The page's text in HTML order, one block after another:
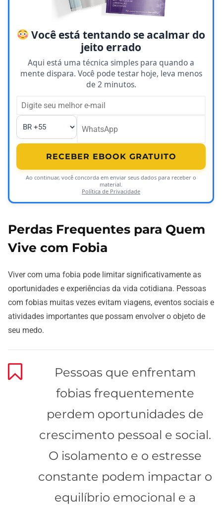
Você está tentando se acalmar do
jeito errado
Aqui está uma técnica simples para quando a
mente dispara. Você pode testar hoje, leva menos
de 2 minutos.
RECEBER EBOOK GRATUITO
Ao continuar, você concorda em enviar seus dados para receber o
material.
Política de Privacidade
Perdas Frequentes para Quem
Vive com Fobia
Viver com uma fobia pode limitar significativamente as
oportunidades e experiências da vida cotidiana. Pessoas
com fobias muitas vezes evitam viagens, eventos sociais e
atividades importantes que possam envolver o objeto de
seu medo.
Pessoas que enfrentam
fobias frequentemente
perdem oportunidades de
crescimento pessoal e social.
O isolamento e o estresse
constante podem impactar o
equilíbrio emocional e a